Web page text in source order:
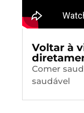
Voltar à
Comer
saudável